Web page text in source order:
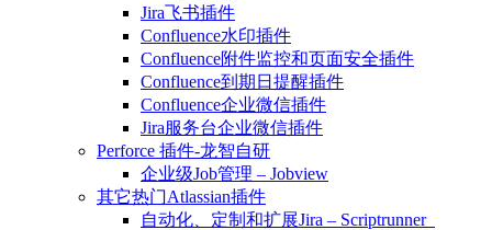
Jira飞书插件
Confluence水印插件
Confluence附件监控和页面安全插件
Confluence到期日提醒插件
Confluence企业微信插件
Jira服务台企业微信插件
Perforce 插件-龙智自研
企业级Job管理 – Jobview
其它热门Atlassian插件
自动化、定制和扩展Jira – Scriptrunner